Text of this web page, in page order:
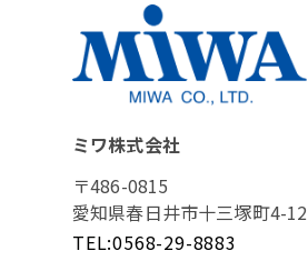
ミワ株式会社
〒486-0815
愛知県春日井市十三塚町4-12
TEL:0568-29-8883